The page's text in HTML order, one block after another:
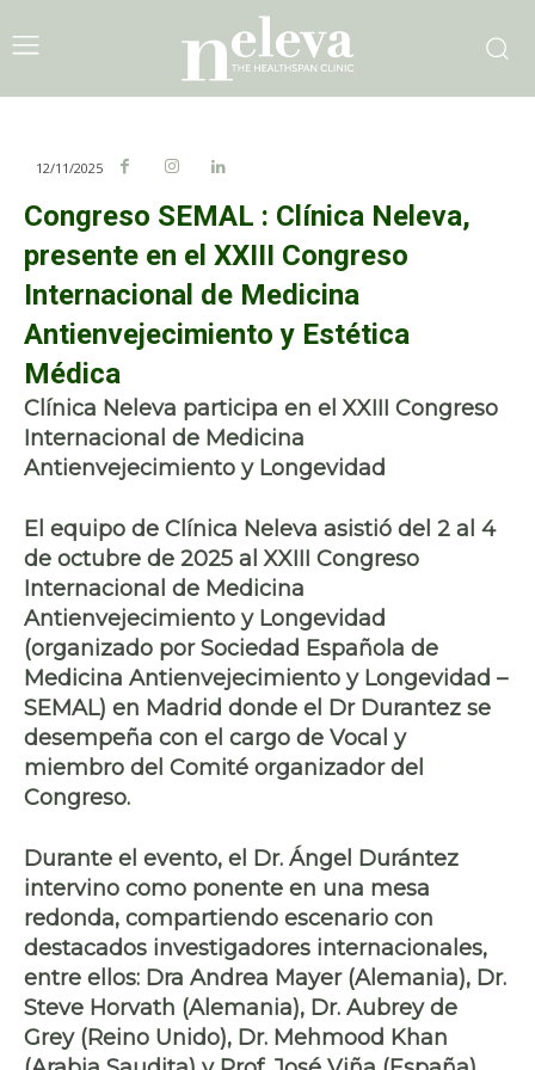
12/11/2025
Congreso SEMAL : Clínica Neleva,
presente en el XXIII Congreso
Internacional de Medicina
Antienvejecimiento y Estética
Médica
Clínica Neleva participa en el XXIII Congreso
Internacional de Medicina
Antienvejecimiento y Longevidad
El equipo de Clínica Neleva asistió del 2 al 4
de octubre de 2025 al XXIII Congreso
Internacional de Medicina
Antienvejecimiento y Longevidad
(organizado por Sociedad Española de
Medicina Antienvejecimiento y Longevidad –
SEMAL) en Madrid donde el Dr Durantez se
desempeña con el cargo de Vocal y
miembro del Comité organizador del
Congreso.
Durante el evento, el Dr. Ángel Durántez
intervino como ponente en una mesa
redonda, compartiendo escenario con
destacados investigadores internacionales,
entre ellos: Dra Andrea Mayer (Alemania), Dr.
Steve Horvath (Alemania), Dr. Aubrey de
Grey (Reino Unido), Dr. Mehmood Khan